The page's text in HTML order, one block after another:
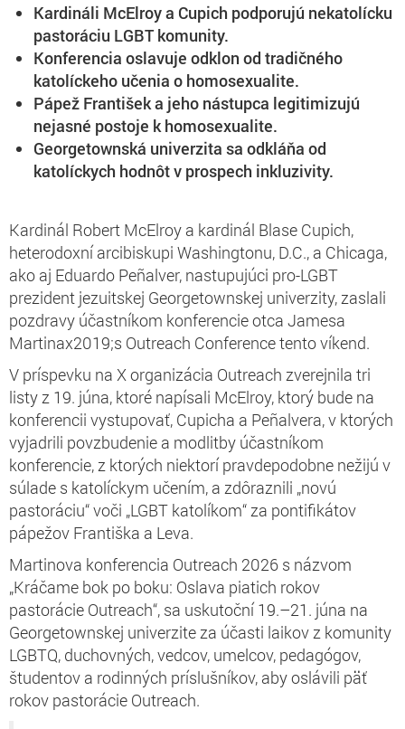
Kardináli McElroy a Cupich podporujú nekatolícku
pastoráciu LGBT komunity.
Konferencia oslavuje odklon od tradičného
katolíckeho učenia o homosexualite.
Pápež František a jeho nástupca legitimizujú
nejasné postoje k homosexualite.
Georgetownská univerzita sa odkláňa od
katolíckych hodnôt v prospech inkluzivity.
Kardinál Robert McElroy a kardinál Blase Cupich,
heterodoxní arcibiskupi Washingtonu, D.C., a Chicaga,
ako aj Eduardo Peñalver, nastupujúci pro-LGBT
prezident jezuitskej Georgetownskej univerzity, zaslali
pozdravy účastníkom konferencie otca Jamesa
Martinax2019;s Outreach Conference tento víkend.
V príspevku na X organizácia Outreach zverejnila tri
listy z 19. júna, ktoré napísali McElroy, ktorý bude na
konferencii vystupovať, Cupicha a Peñalvera, v ktorých
vyjadrili povzbudenie a modlitby účastníkom
konferencie, z ktorých niektorí pravdepodobne nežijú v
súlade s katolíckym učením, a zdôraznili „novú
pastoráciu“ voči „LGBT katolíkom“ za pontifikátov
pápežov Františka a Leva.
Martinova konferencia Outreach 2026 s názvom
„Kráčame bok po boku: Oslava piatich rokov
pastorácie Outreach“, sa uskutoční 19.–21. júna na
Georgetownskej univerzite za účasti laikov z komunity
LGBTQ, duchovných, vedcov, umelcov, pedagógov,
študentov a rodinných príslušníkov, aby oslávili päť
rokov pastorácie Outreach.